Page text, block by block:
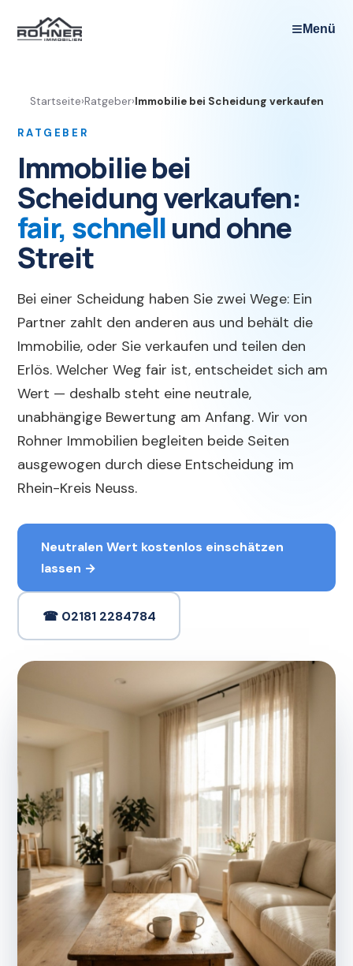
≡ Menü
Startseite›Ratgeber›Immobilie bei Scheidung verkaufen
RATGEBER
Immobilie bei
Scheidung verkaufen:
fair, schnellund ohne
Streit
Bei einer Scheidung haben Sie zwei Wege: Ein
Partner zahlt den anderen aus und behält die
Immobilie, oder Sie verkaufen und teilen den
Erlös. Welcher Weg fair ist, entscheidet sich am
Wert — deshalb steht eine neutrale,
unabhängige Bewertung am Anfang. Wir von
Rohner Immobilien begleiten beide Seiten
ausgewogen durch diese Entscheidung im
Rhein-Kreis Neuss.
Neutralen Wert kostenlos einschätzen
lassen →
☎ 02181 2284784